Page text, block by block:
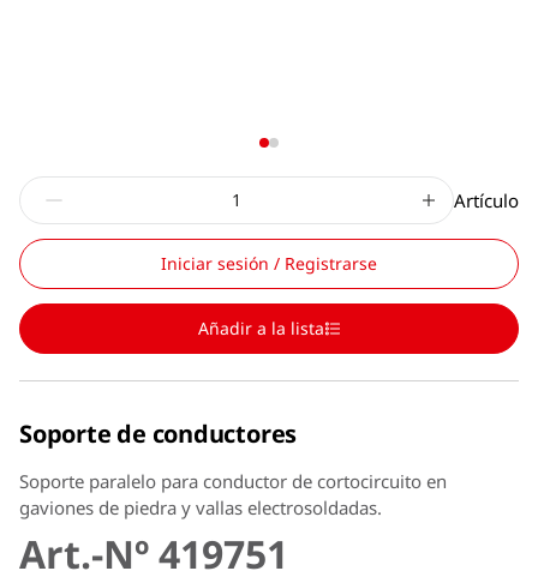
Artículo
Iniciar sesión / Registrarse
Añadir a la lista
Soporte de conductores
Soporte paralelo para conductor de cortocircuito en
gaviones de piedra y vallas electrosoldadas.
Art.-Nº 419751